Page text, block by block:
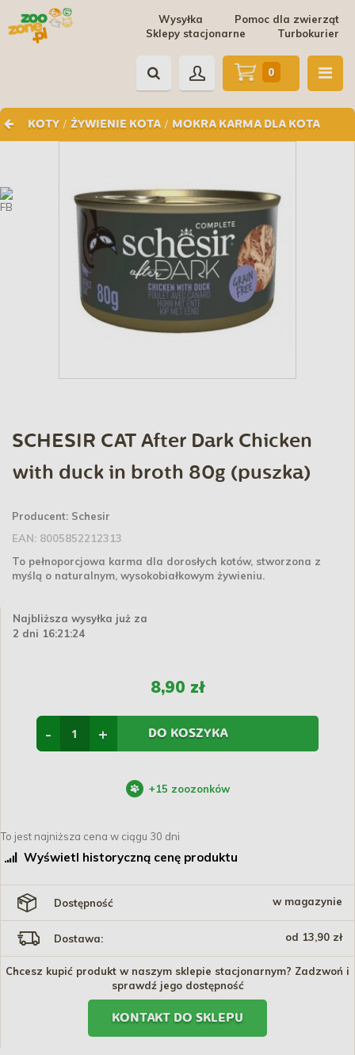
Pomoc dla zwierząt
Wysyłka
Turbokurier
Sklepy stacjonarne
KOTY / ŻYWIENIE KOTA / MOKRA KARMA DLA KOTA
0
SCHESIR CAT After Dark Chicken
with duck in broth 80g (puszka)
Producent: Schesir
EAN: 8005852212313
To pełnoporcjowa karma dla dorosłych kotów, stworzona z
myślą o naturalnym, wysokobiałkowym żywieniu.
Najbliższa wysyłka już za
2 dni 16:21:24
8,90 zł
+
- DO KOSZYKA
+15 zoozonków
To jest najniższa cena w ciągu 30 dni
Wyświetl historyczną cenę produktu
Dostępność w magazynie
Dostawa: od 13,90 zł
Chcesz kupić produkt w naszym sklepie stacjonarnym? Zadzwoń i
sprawdź jego dostępność
KONTAKT DO SKLEPU